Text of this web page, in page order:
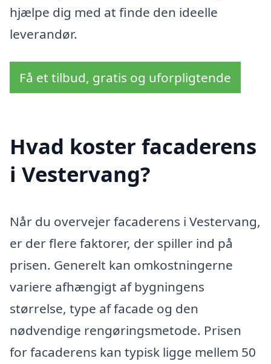
hjælpe dig med at finde den ideelle
leverandør.
Få et tilbud, gratis og uforpligtende
Hvad koster facaderens
i Vestervang?
Når du overvejer facaderens i Vestervang,
er der flere faktorer, der spiller ind på
prisen. Generelt kan omkostningerne
variere afhængigt af bygningens
størrelse, type af facade og den
nødvendige rengøringsmetode. Prisen
for facaderens kan typisk ligge mellem 50